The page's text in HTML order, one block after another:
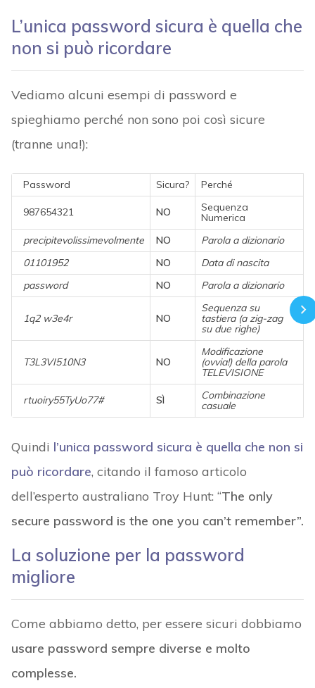
L’unica password sicura è quella che
non si può ricordare
Vediamo alcuni esempi di password e
spieghiamo perché non sono poi così sicure
(tranne una!):
Password Sicura? Perché
987654321 NO
Sequenza
Numerica
precipitevolissimevolmente
NO
Parola a dizionario
01101952
NO
Data di nascita
password
NO Parola a dizionario
1q2 w3e4r NO
Sequenza su
tastiera (a zig-zag
su due righe)
T3L3VI510N3 NO
Modificazione
(ovvia!) della parola
TELEVISIONE
rtuoiry55TyUo77# SÌ
Combinazione
casuale
Quindi l’unica password sicura è quella che non si
può ricordare, citando il famoso articolo
dell’esperto australiano Troy Hunt: “The only
secure password is the one you can’t remember”.
La soluzione per la password
migliore
Come abbiamo detto, per essere sicuri dobbiamo
usare password sempre diverse e molto
complesse.